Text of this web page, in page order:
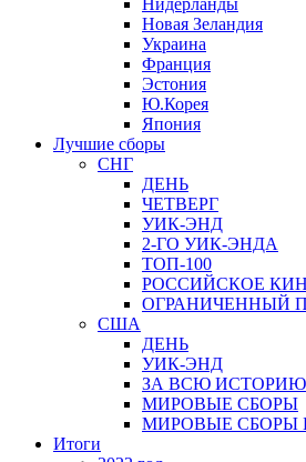
Нидерланды
Новая Зеландия
Украина
Франция
Эстония
Ю.Корея
Япония
Лучшие сборы
СНГ
ДЕНЬ
ЧЕТВЕРГ
УИК-ЭНД
2-ГО УИК-ЭНДА
ТОП-100
РОССИЙСКОЕ
ОГРАНИЧЕННЫЙ
США
ДЕНЬ
УИК-ЭНД
ЗА ВСЮ ИСТОРИЮ
МИРОВЫЕ СБОРЫ
МИРОВЫЕ СБОРЫ
Итоги